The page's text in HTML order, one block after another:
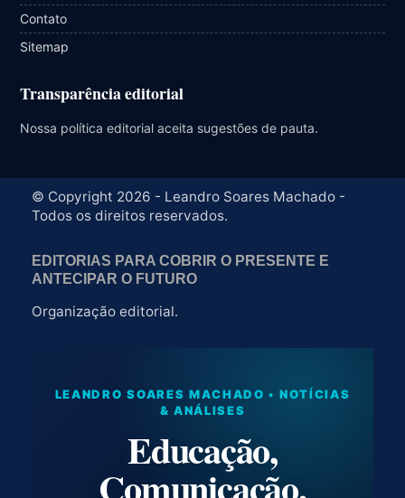
Contato
Sitemap
Transparência editorial
Nossa política editorial aceita sugestões de pauta.
© Copyright 2026 - Leandro Soares Machado -
Todos os direitos reservados.
EDITORIAS PARA COBRIR O PRESENTE E
ANTECIPAR O FUTURO
Organização editorial.
LEANDRO SOARES MACHADO • NOTÍCIAS
& ANÁLISES
Educação,